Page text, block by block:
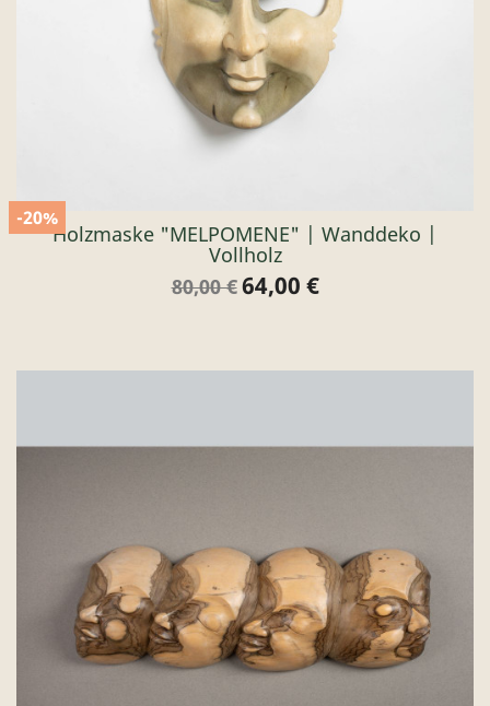
Holzmaske "MELPOMENE" | Wanddeko |
Vollholz
Verkaufspreis
80,00 €
-20%
Preis
64,00 €